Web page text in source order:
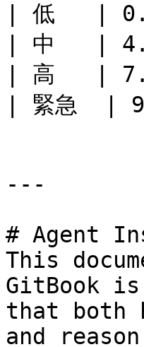
| 低   |
| 中   |
| 高   |
| 緊急  |
---
# Agent
This
GitBook
that both
and